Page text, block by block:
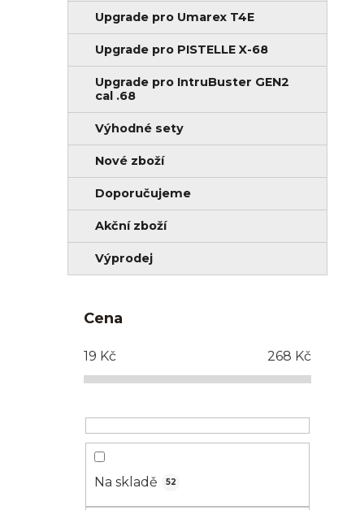
Upgrade pro Umarex T4E
Upgrade pro PISTELLE X-68
Upgrade pro IntruBuster GEN2
cal .68
Výhodné sety
Nové zboží
Doporučujeme
Akční zboží
Výprodej
Cena
19 Kč 268 Kč
Na skladě 52